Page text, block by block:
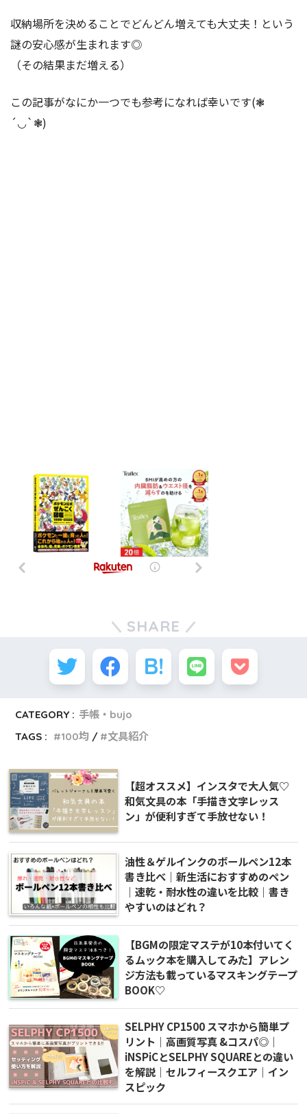
収納場所を決めることでどんどん増えても大丈夫！という
謎の安心感が生まれます◎
（その結果まだ増える）
この記事がなにか一つでも参考になれば幸いです(❃
´◡`❃)
SHARE
CATEGORY : 手帳・bujo
TAGS :
100均 文具紹介
【超オススメ】インスタで大人気♡
和気文具の本「手描き文字レッス
ン」が便利すぎて手放せない！
油性＆ゲルインクのボールペン12本
書き比べ｜新生活におすすめのペン
｜速乾・耐水性の違いを比較｜書き
やすいのはどれ？
【BGMの限定マステが10本付いてく
るムック本を購入してみた】アレン
ジ方法も載っているマスキングテープ
BOOK♡
SELPHY CP1500 スマホから簡単プ
リント｜高画質写真 &コスパ◎｜
iNSPiCとSELPHY SQUAREとの違い
を解説｜セルフィースクエア｜イン
スピック